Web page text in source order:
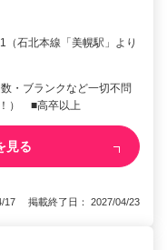
石北本線「美幌駅」より
・ブランクなど一切不問
！） ■高卒以上
見る
17 掲載終了日： 2027/04/23